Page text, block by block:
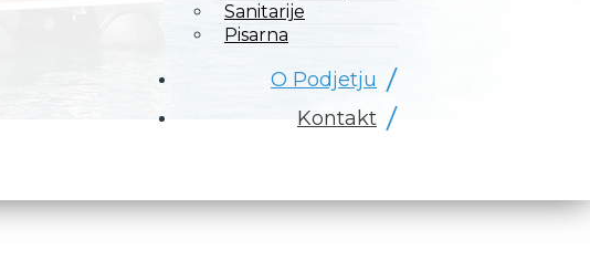
Sanitarije
Pisarna
O Podjetju
Kontakt